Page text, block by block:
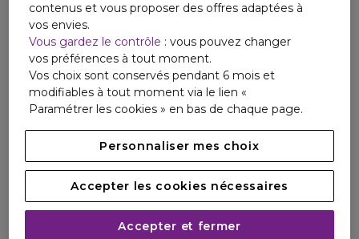
contenus et vous proposer des offres adaptées à
vos envies.
Vous gardez le contrôle : vous pouvez changer
vos préférences à tout moment.
Vos choix sont conservés pendant 6 mois et
modifiables à tout moment via le lien «
Paramétrer les cookies » en bas de chaque page.
Personnaliser mes choix
Accepter les cookies nécessaires
Accepter et fermer